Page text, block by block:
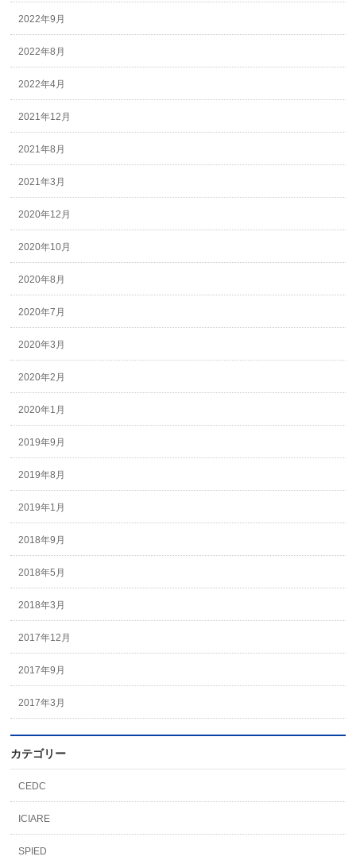
2022年9月
2022年8月
2022年4月
2021年12月
2021年8月
2021年3月
2020年12月
2020年10月
2020年8月
2020年7月
2020年3月
2020年2月
2020年1月
2019年9月
2019年8月
2019年1月
2018年9月
2018年5月
2018年3月
2017年12月
2017年9月
2017年3月
カテゴリー
CEDC
ICIARE
SPIED